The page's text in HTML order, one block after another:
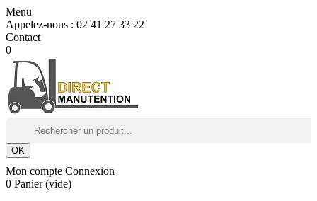
Menu
Appelez-nous : 02 41 27 33 22
Contact
0
OK
Mon compte Connexion
0 Panier (vide)